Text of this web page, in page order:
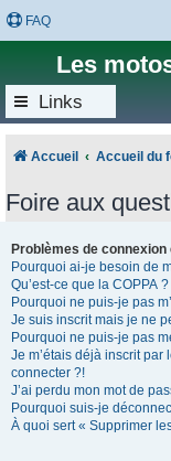
FAQ
Les
Links
Accueil Accueil du
Foire aux
Problèmes de connexion
Pourquoi ai-je besoin de
Qu’est-ce que la COPPA ?
Pourquoi ne puis-je pas
Je suis inscrit mais je ne
Pourquoi ne puis-je pas
Je m’étais déjà inscrit
connecter ?!
J’ai perdu mon mot de
Pourquoi suis-je
À quoi sert « Supprimer